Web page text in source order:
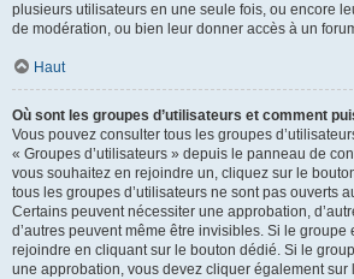
plusieurs utilisateurs en une seule fois, ou encore
de modération, ou bien leur donner accès à un
Haut
Où sont les groupes d’utilisateurs et comment
Vous pouvez consulter tous les groupes
« Groupes d’utilisateurs » depuis le panneau de
vous souhaitez en rejoindre un, cliquez sur le
tous les groupes d’utilisateurs ne sont pas ouverts
Certains peuvent nécessiter une approbation,
d’autres peuvent même être invisibles. Si le groupe
rejoindre en cliquant sur le bouton dédié. Si le
une approbation, vous devez cliquer également sur